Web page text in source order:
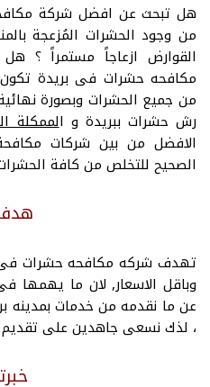
هل تبحث عن افضل شركة
من وجود الحشرات المُزعجة
القوارض ازعاجاً مستمراً ؟
مكافحه حشرات فى بريدة
من جميع الحشرات وبصورة
رش حشرات ببريدة و الممكلة
الافضل من بين شركات
الصحيح للتخلص من كافة
تهدف شركه مكافحه حشرات
وباقل الاسعار, لان ما يهمها
عن ما نقدمه من خدمات بمدينه
، لذك نسعى جاهدين على